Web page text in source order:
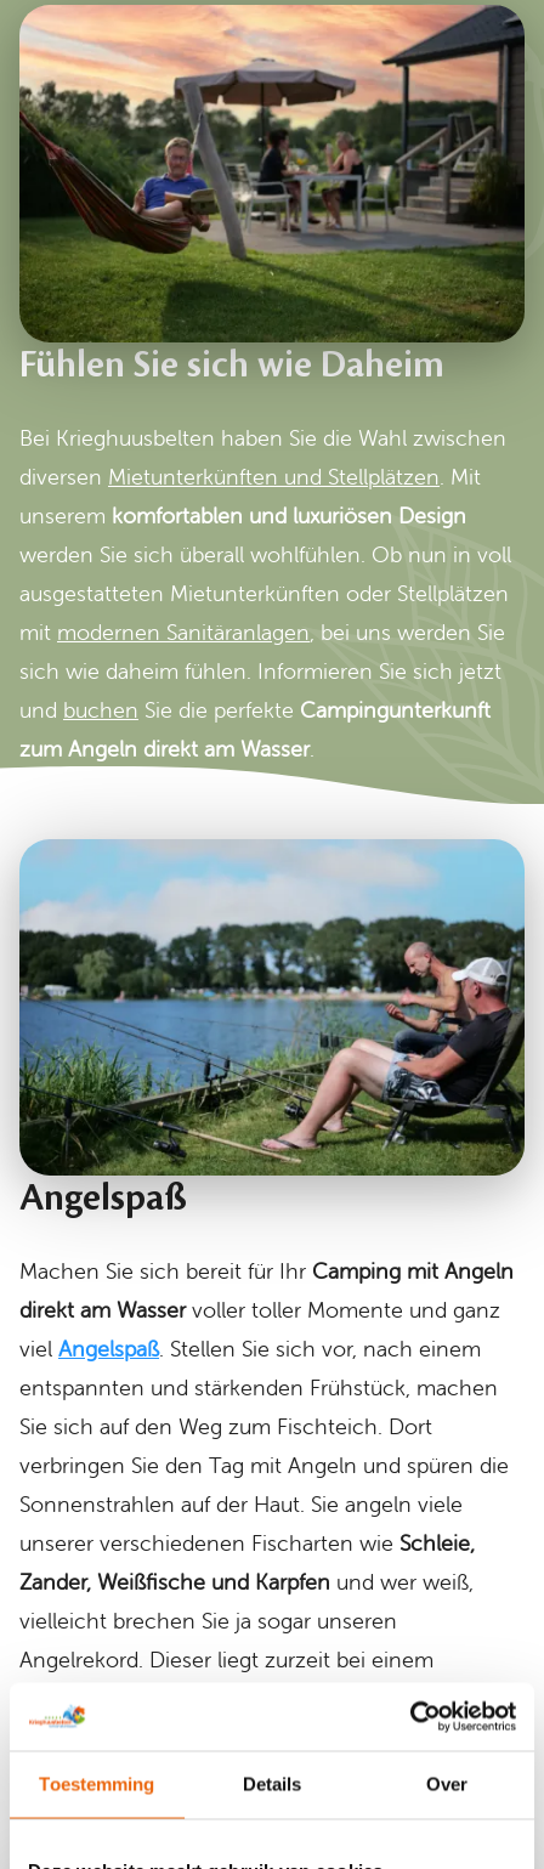
Toestemming Details Over
Fühlen Sie sich wie Daheim
Bei Krieghuusbelten haben Sie die Wahl zwischen
diversen Mietunterkünften und Stellplätzen . Mit
unserem komfortablen und luxuriösen Design
werden Sie sich überall wohlfühlen. Ob nun in voll
ausgestatteten Mietunterkünften oder Stellplätzen
mit modernen Sanitäranlagen , bei uns werden Sie
sich wie daheim fühlen. Informieren Sie sich jetzt
und buchen Sie die perfekte Campingunterkunft
zum Angeln direkt am Wasser.
Angelspaß
Machen Sie sich bereit für Ihr Camping mit Angeln
direkt am Wasservoller toller Momente und ganz
viel Angelspaß. Stellen Sie sich vor, nach einem
entspannten und stärkenden Frühstück, machen
Sie sich auf den Weg zum Fischteich. Dort
verbringen Sie den Tag mit Angeln und spüren die
Sonnenstrahlen auf der Haut. Sie angeln viele
unserer verschiedenen Fischarten wie Schleie,
Zander, Weißfische und Karpfen und wer weiß,
vielleicht brechen Sie ja sogar unseren
Angelrekord. Dieser liegt zurzeit bei einem
Graskarpfenfang mit über 38 Pfund.
Buchen SIe jetzt